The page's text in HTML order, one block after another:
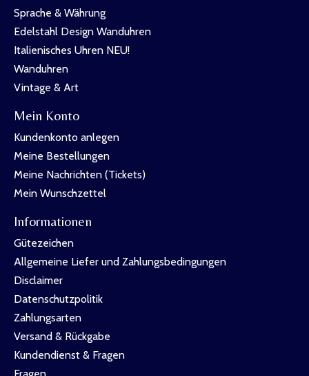
Sprache & Währung
Edelstahl Design Wanduhren
Italienisches Uhren NEU!
Wanduhren
Vintage & Art
Mein Konto
Kundenkonto anlegen
Meine Bestellungen
Meine Nachrichten (Tickets)
Mein Wunschzettel
Informationen
Gütezeichen
Allgemeine Liefer und Zahlungsbedingungen
Disclaimer
Datenschutzpolitik
Zahlungsarten
Versand & Rückgabe
Kundendienst & Fragen
Fragen